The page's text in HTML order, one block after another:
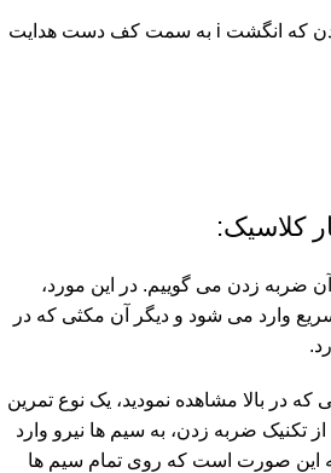
اجرا شده ی تکنیک زخمه زدن که انگشت i به سمت کف دست هدایت
کلاسیک:
ضربه زدن می گوییم. در این مورد،
وارد می شود و دیگر آن مکثی که در
که در بالا مشاهده نمودید، یک نوع تمرین
از تکنیک ضربه زدن، به سیم ها نیرو وارد
این صورت است که روی تمام سیم ها